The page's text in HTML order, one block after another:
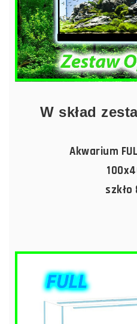
W skład
Akwarium
szkło